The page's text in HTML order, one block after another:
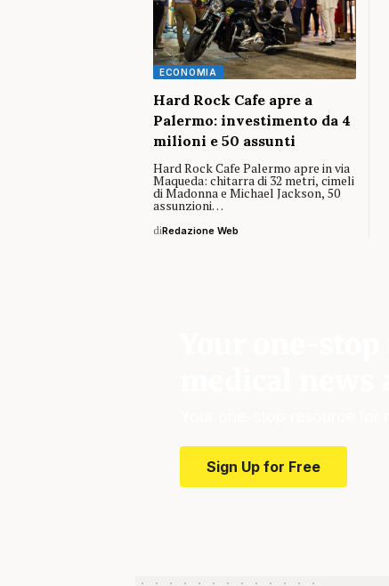
ECONOMIA
Hard Rock Cafe apre a
Palermo: investimento da 4
milioni e 50 assunti
Hard Rock Cafe Palermo apre in via
Maqueda: chitarra di 32 metri, cimeli
di Madonna e Michael Jackson, 50
assunzioni…
diRedazione Web
Sign Up for Free